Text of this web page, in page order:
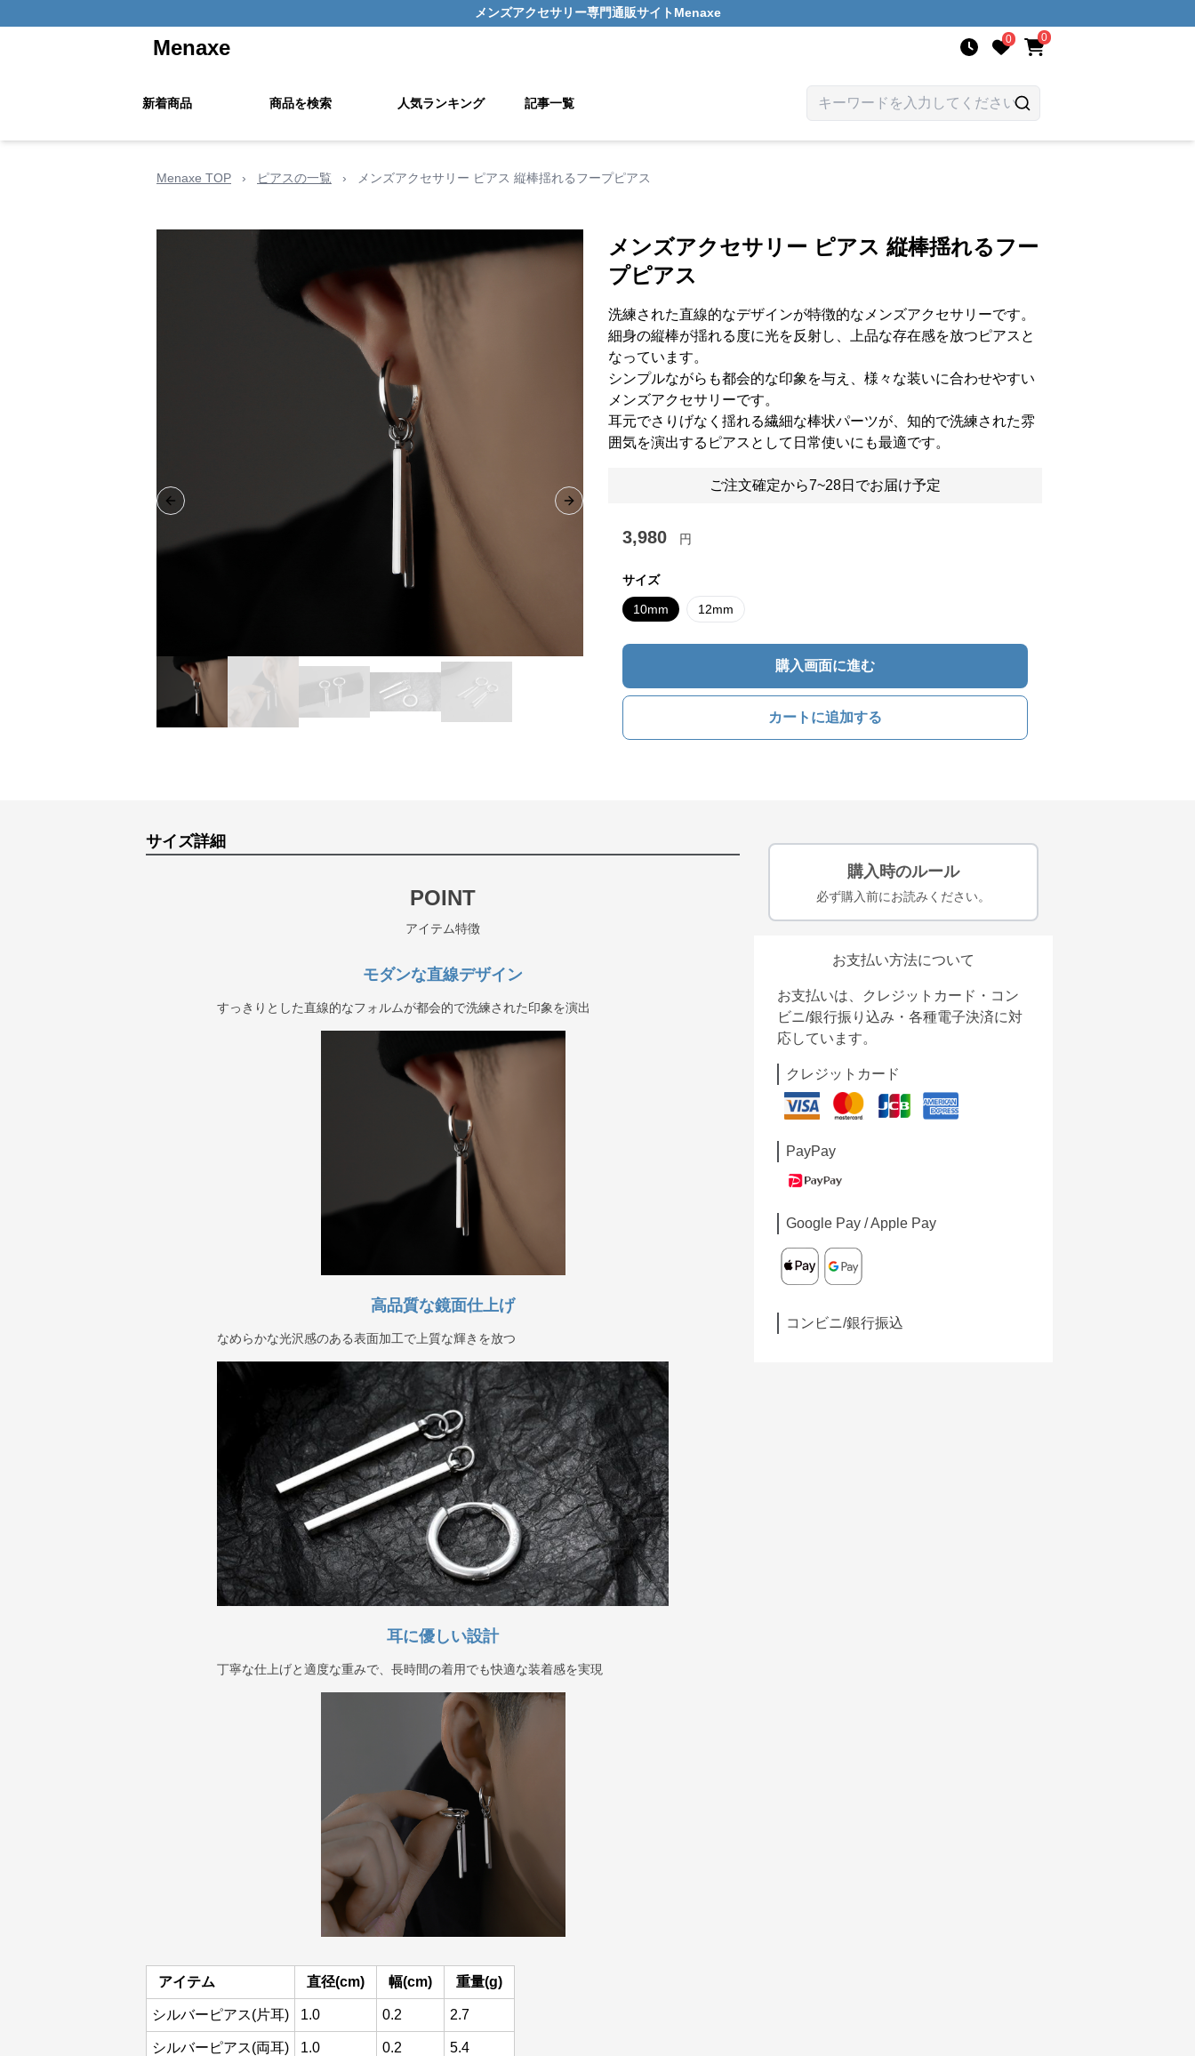
メンズアクセサリー専門通販サイト Menaxe
Menaxe 0 0
新着商品 商品を検索 人気ランキング 記事一覧
Menaxe TOP › ピアスの一覧 › メンズアクセサリー ピアス 縦棒揺れるフープピアス
Previous slide Next slide
メンズアクセサリー ピアス 縦棒揺れるフー
プピアス
洗練された直線的なデザインが特徴的なメンズアクセサリーです。
細身の縦棒が揺れる度に光を反射し、上品な存在感を放つピアスと
なっています。
シンプルながらも都会的な印象を与え、様々な装いに合わせやすい
メンズアクセサリーです。
耳元でさりげなく揺れる繊細な棒状パーツが、知的で洗練された雰
囲気を演出するピアスとして日常使いにも最適です。
ご注文確定から7~28日でお届け予定
3,980 円
サイズ
10mm 12mm
購入画面に進む
カートに追加する
サイズ詳細
POINT
アイテム特徴
モダンな直線デザイン
すっきりとした直線的なフォルムが都会的で洗練された印象を演出
高品質な鏡面仕上げ
なめらかな光沢感のある表面加工で上質な輝きを放つ
耳に優しい設計
丁寧な仕上げと適度な重みで、長時間の着用でも快適な装着感を実現
アイテム 直径(cm) 幅(cm) 重量(g)
シルバーピアス(片耳) 1.0 0.2 2.7
シルバーピアス(両耳) 1.0 0.2 5.4
購入時のルール
必ず購入前にお読みください。
お支払い方法について
お支払いは、クレジットカード・コン
ビニ/銀行振り込み・各種電子決済に対
応しています。
クレジットカード
PayPay
Google Pay / Apple Pay
コンビニ/銀行振込